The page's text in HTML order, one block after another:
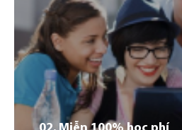
Vì sao đối tượng đó nên đi
những lý do vì sao nhóm đối
trình nên lựa chọn đi du học,
đem lại, ý nghĩa của du học đối
giáo dục chất lượng cao Cơ
năng sống Cải thiện khả